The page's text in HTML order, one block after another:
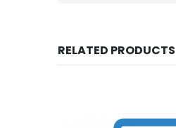
RELATED PRODUCTS